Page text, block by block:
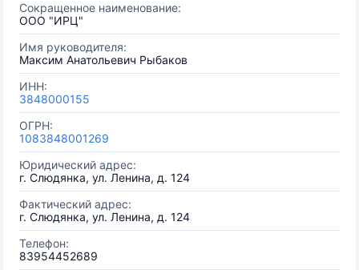
Сокращенное наименование:
ООО "ИРЦ"
Имя руководителя:
Максим Анатольевич Рыбаков
ИНН:
3848000155
ОГРН:
1083848001269
Юридический адрес:
г. Слюдянка, ул. Ленина, д. 124
Фактический адрес:
г. Слюдянка, ул. Ленина, д. 124
Телефон:
83954452689